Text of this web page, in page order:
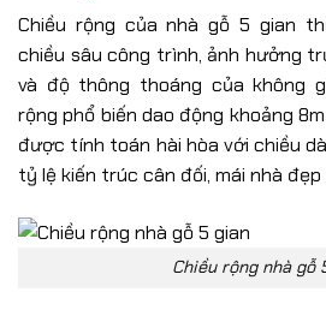
Chiều rộng của nhà gỗ 5 gian
chiều sâu công trình, ảnh hưởng
và độ thông thoáng của không
rộng phổ biến dao động khoảng
được tính toán hài hòa với chiều
tỷ lệ kiến trúc cân đối, mái nhà
Chiều rộng nhà gỗ